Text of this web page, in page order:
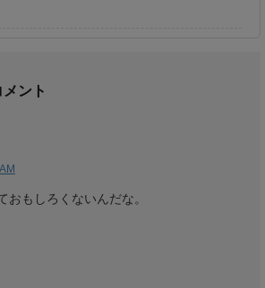
ント
おもしろくないんだな。